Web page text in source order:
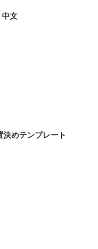
中文
めテンプレート